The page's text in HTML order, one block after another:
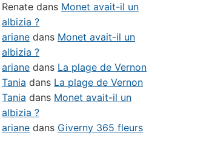
Renate dans Monet avait-il un
albizia ?
ariane dans Monet avait-il un
albizia ?
ariane dans La plage de Vernon
Tania dans La plage de Vernon
Tania dans Monet avait-il un
albizia ?
ariane dans Giverny 365 fleurs